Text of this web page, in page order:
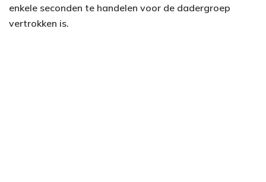
enkele seconden te handelen voor de dadergroep
vertrokken is.